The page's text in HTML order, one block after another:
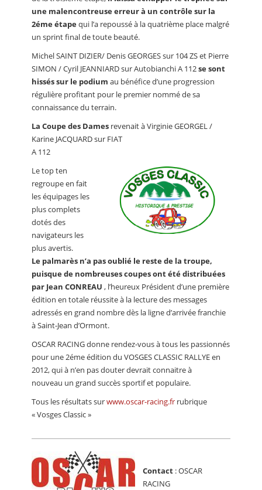
une malencontreuse erreur à un contrôle sur la
2éme étapequi l’a repoussé à la quatrième place malgré
un sprint final de toute beauté.
Michel SAINT DIZIER/ Denis GEORGES sur 104 ZS et Pierre
SIMON / Cyril JEANNIARD sur Autobianchi A 112se sont
hissés sur le podium au bénéfice d’une progression
régulière profitant pour le premier nommé de sa
connaissance du terrain.
La Coupe des Dames revenait à Virginie GEORGEL /
Karine JACQUARD sur FIAT
A 112
Le top ten
regroupe en fait
les équipages les
plus complets
dotés des
navigateurs les
plus avertis.
Le palmarès n’a pas oublié le reste de la troupe,
puisque de nombreuses coupes ont été distribuées
par Jean CONREAU , l’heureux Président d’une première
édition en totale réussite à la lecture des messages
adressés en grand nombre dès la ligne d’arrivée franchie
à Saint-Jean d’Ormont.
OSCAR RACING donne rendez-vous à tous les passionnés
pour une 2éme édition du VOSGES CLASSIC RALLYE en
2012, qui à n’en pas douter devrait connaitre à
nouveau un grand succès sportif et populaire.
Tous les résultats surwww.oscar-racing.fr rubrique
« Vosges Classic »
Contact : OSCAR
RACING